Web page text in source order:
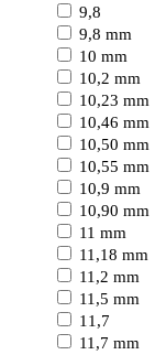
9,8
9,8 mm
10 mm
10,2 mm
10,23 mm
10,46 mm
10,50 mm
10,55 mm
10,9 mm
10,90 mm
11 mm
11,18 mm
11,2 mm
11,5 mm
11,7
11,7 mm